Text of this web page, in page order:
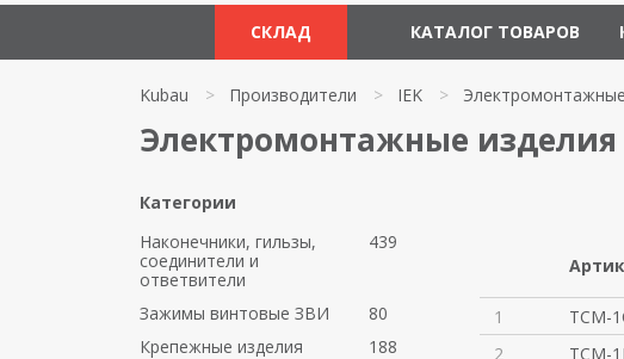
СКЛАД КАТАЛОГ ТОВАРОВ
Kubau > Производители > IEK >
Электромонтажные изделия
Категории
Наконечники, гильзы,
соединители и
ответвители
439
Зажимы винтовые ЗВИ
80
Крепежные изделия
188
1 TCM-
2 TCM-